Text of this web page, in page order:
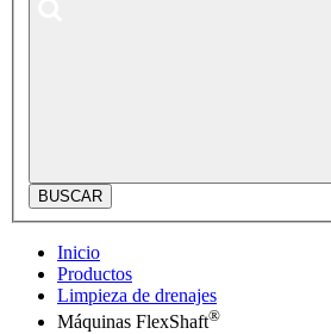
BUSCAR
Inicio
Productos
Limpieza de drenajes
Máquinas FlexShaft®